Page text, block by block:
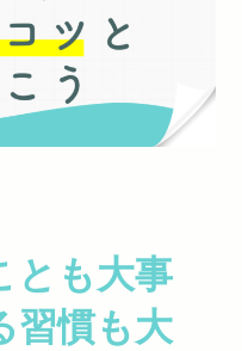
とも大事
習慣も大